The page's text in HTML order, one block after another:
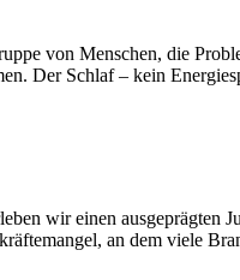
von Menschen, die
Der Schlaf – kein
wir einen ausgeprägten
an dem viele